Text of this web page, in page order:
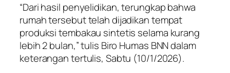
“Dari hasil penyelidikan, terungkap bahwa
rumah tersebut telah dijadikan tempat
produksi tembakau sintetis selama kurang
lebih 2 bulan,” tulis Biro Humas BNN dalam
keterangan tertulis, Sabtu (10/1/2026).